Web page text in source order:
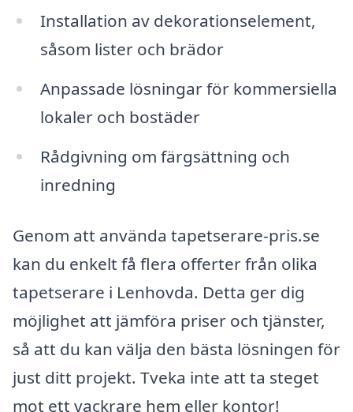
Installation av dekorationselement,
såsom lister och brädor
Anpassade lösningar för kommersiella
lokaler och bostäder
Rådgivning om färgsättning och
inredning
Genom att använda tapetserare-pris.se
kan du enkelt få flera offerter från olika
tapetserare i Lenhovda. Detta ger dig
möjlighet att jämföra priser och tjänster,
så att du kan välja den bästa lösningen för
just ditt projekt. Tveka inte att ta steget
mot ett vackrare hem eller kontor!